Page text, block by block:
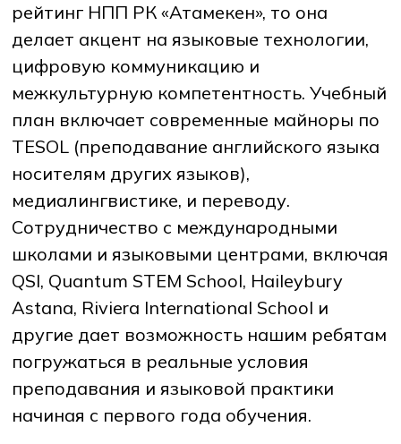
рейтинг НПП РК «Атамекен», то она
делает акцент на языковые технологии,
цифровую коммуникацию и
межкультурную компетентность. Учебный
план включает современные майноры по
TESOL (преподавание английского языка
носителям других языков),
медиалингвистике, и переводу.
Сотрудничество с международными
школами и языковыми центрами, включая
QSI, Quantum STEM School, Haileybury
Astana, Riviera International School и
другие дает возможность нашим ребятам
погружаться в реальные условия
преподавания и языковой практики
начиная с первого года обучения.